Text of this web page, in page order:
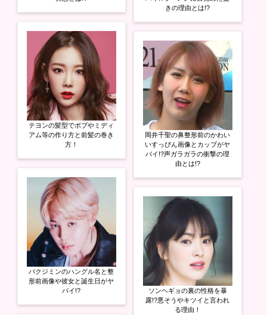
テヨンの髪型でボブやミディ
アム等の作り方と前髪の巻き
方！
パクジミンのハングル名と整
形前画像や彼女と誕生日がヤ
バイ!?
きの理由とは!?
岡井千聖の鼻整形前のかわい
いすっぴん画像とカップがヤ
バイ!?声ガラガラの衝撃の理
由とは!?
ソンヘギョの裏の性格を暴
露!?悪そうやキツイと言われ
る理由！